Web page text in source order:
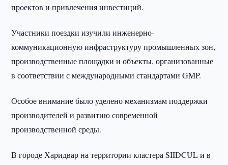
проектов и привлечения инвестиций.
Участники поездки изучили инженерно-
коммуникационную инфраструктуру промышленных зон,
производственные площадки и объекты, организованные
в соответствии с международными стандартами GMP.
Особое внимание было уделено механизмам поддержки
производителей и развитию современной
производственной среды.
В городе Харидвар на территории кластера SIIDCUL и в